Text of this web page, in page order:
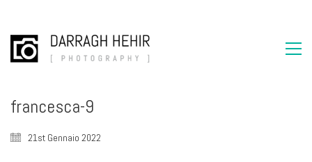
francesca-9
21st Gennaio 2022